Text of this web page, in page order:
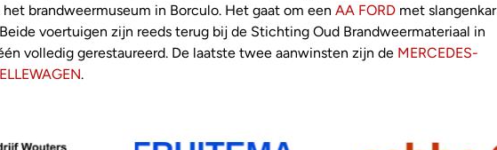
brandweermuseum in Borculo. Het gaat om een AA FORD met slangenkar
voertuigen zijn reeds terug bij de Stichting Oud Brandweermateriaal in
volledig gerestaureerd. De laatste twee aanwinsten zijn de MERCEDES-
.